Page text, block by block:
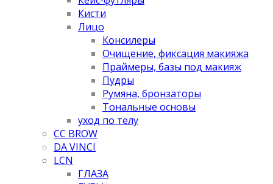
Кисти
Лицо
Консилеры
Очищение, фиксация макияжа
Праймеры, базы под макияж
Пудры
Румяна, бронзаторы
Тональные основы
уход по телу
CC BROW
DA VINCI
LCN
ГЛАЗА